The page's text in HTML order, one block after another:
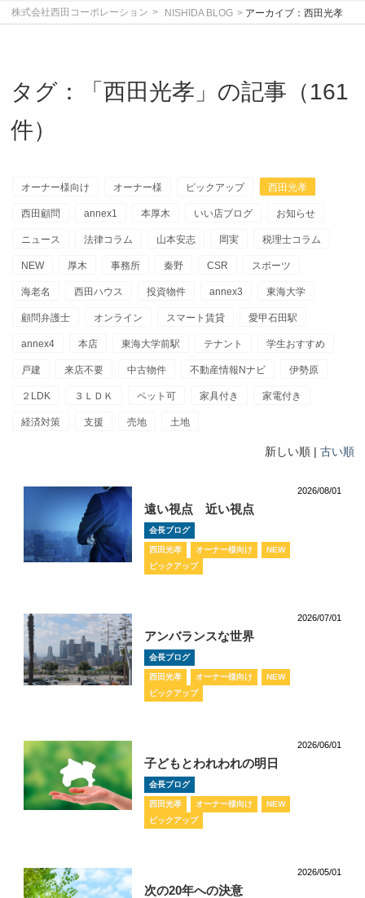
株式会社西田コーポレーション NISHIDA BLOG アーカイブ：西田光孝
タグ：「西田光孝」の記事（161
件）
オーナー様向け オーナー様 ピックアップ 西田光孝
西田顧問 annex1 本厚木 いい店ブログ お知らせ
ニュース 法律コラム 山本安志 岡実 税理士コラム
NEW 厚木 事務所 秦野 CSR スポーツ
海老名 西田ハウス 投資物件 annex3 東海大学
顧問弁護士 オンライン スマート賃貸 愛甲石田駅
annex4 本店 東海大学前駅 テナント 学生おすすめ
戸建 来店不要 中古物件 不動産情報Nナビ 伊勢原
２LDK ３ＬＤＫ ペット可 家具付き 家電付き
経済対策 支援 売地 土地
新しい順 | 古い順
2026/08/01
遠い視点 近い視点
会長ブログ
西田光孝 オーナー様向け
NEW
ピックアップ
2026/07/01
アンバランスな世界
会長ブログ
西田光孝 オーナー様向け
NEW
ピックアップ
2026/06/01
子どもとわれわれの明日
会長ブログ
西田光孝 オーナー様向け
NEW
ピックアップ
2026/05/01
次の20年への決意